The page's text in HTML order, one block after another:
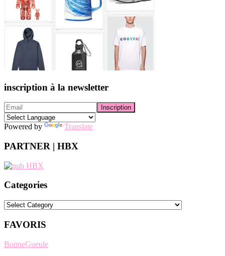
inscription à la newsletter
Powered by Translate
PARTNER | HBX
Categories
Categories
FAVORIS
BonneGueule